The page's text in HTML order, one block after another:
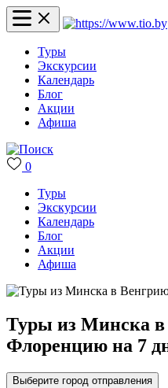
Туры
Экскурсии
Календарь
Блог
Акции
Афиша
0
Туры
Экскурсии
Календарь
Блог
Акции
Афиша
Туры из Минска в
Флоренцию на 7
Выберите город отправления